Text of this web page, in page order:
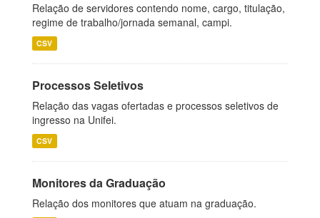
Relação de servidores contendo nome, cargo, titulação,
regime de trabalho/jornada semanal, campi.
CSV
Processos Seletivos
Relação das vagas ofertadas e processos seletivos de
ingresso na Unifei.
CSV
Monitores da Graduação
Relação dos monitores que atuam na graduação.